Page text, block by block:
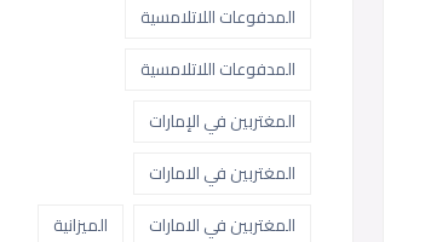
المدفوعات اللاتلامسية
المدفوعات اللاتلامسية
المغتربين في الإمارات
المغتربين في الامارات
المغتربين في الامارات
الميزانية